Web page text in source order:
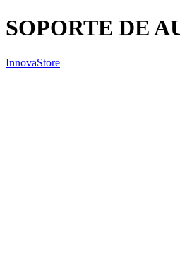
SOPORTE DE
InnovaStore